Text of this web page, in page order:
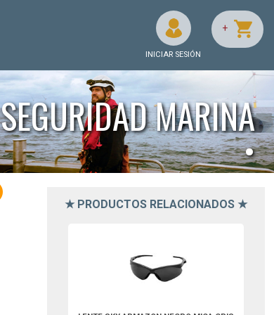
INICIAR SESIÓN
+
SEGURIDAD MARINA
•
★ PRODUCTOS RELACIONADOS ★